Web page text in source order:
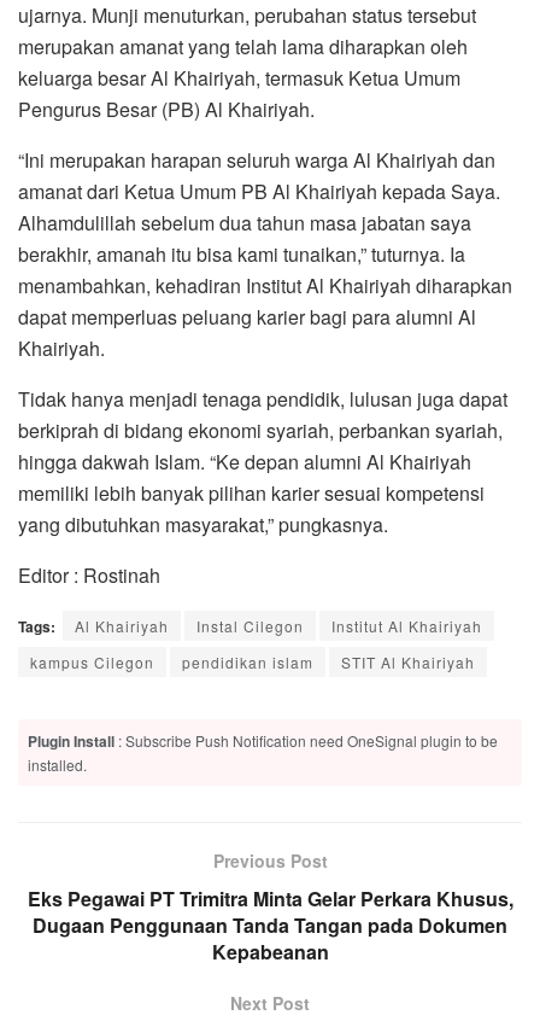
ujarnya. Munji menuturkan, perubahan status tersebut
merupakan amanat yang telah lama diharapkan oleh
keluarga besar Al Khairiyah, termasuk Ketua Umum
Pengurus Besar (PB) Al Khairiyah.
“Ini merupakan harapan seluruh warga Al Khairiyah dan
amanat dari Ketua Umum PB Al Khairiyah kepada Saya.
Alhamdulillah sebelum dua tahun masa jabatan saya
berakhir, amanah itu bisa kami tunaikan,” tuturnya. Ia
menambahkan, kehadiran Institut Al Khairiyah diharapkan
dapat memperluas peluang karier bagi para alumni Al
Khairiyah.
Tidak hanya menjadi tenaga pendidik, lulusan juga dapat
berkiprah di bidang ekonomi syariah, perbankan syariah,
hingga dakwah Islam. “Ke depan alumni Al Khairiyah
memiliki lebih banyak pilihan karier sesuai kompetensi
yang dibutuhkan masyarakat,” pungkasnya.
Editor : Rostinah
Tags: Al Khairiyah Instal Cilegon
Institut Al Khairiyah
kampus Cilegon
pendidikan islam STIT Al Khairiyah
Plugin Install : Subscribe Push Notification need OneSignal plugin to be
installed.
Previous Post
Eks Pegawai PT Trimitra Minta Gelar Perkara Khusus,
Dugaan Penggunaan Tanda Tangan pada Dokumen
Kepabeanan
Next Post